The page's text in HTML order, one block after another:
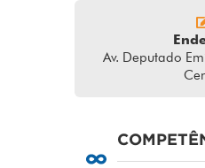
Av. Deputado